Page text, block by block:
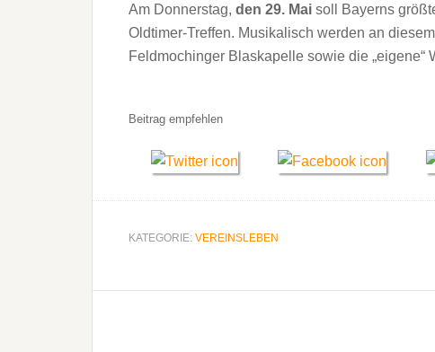
Am Donnerstag, den 29. Mai soll Bayerns
Oldtimer-Treffen. Musikalisch werden an
Feldmochinger Blaskapelle sowie die „eigene“
Beitrag empfehlen
KATEGORIE: VEREINSLEBEN